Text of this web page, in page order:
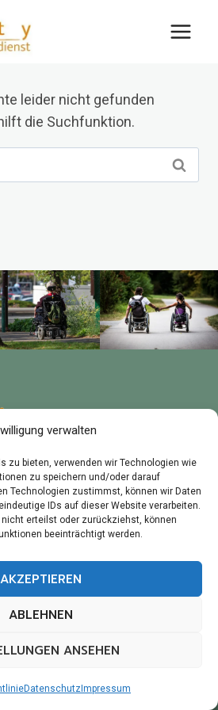
verwalten
zu bieten, verwenden wir Technologien wie
zu speichern und/oder darauf
Technologien zustimmst, können wir Daten
IDs auf dieser Website verarbeiten.
erteilst oder zurückziehst, können
beeinträchtigt werden.
AKZEPTIEREN
ABLEHNEN
ANSEHEN
Datenschutz Impressum
leider nicht gefunden
die Suchfunktion.
Leben!
- Für ein